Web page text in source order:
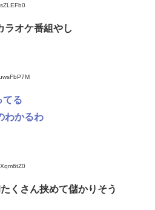
ラオケ番組やし
てる
わかるわ
くさん挟めて儲かりそう